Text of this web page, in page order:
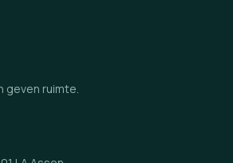
geven ruimte.